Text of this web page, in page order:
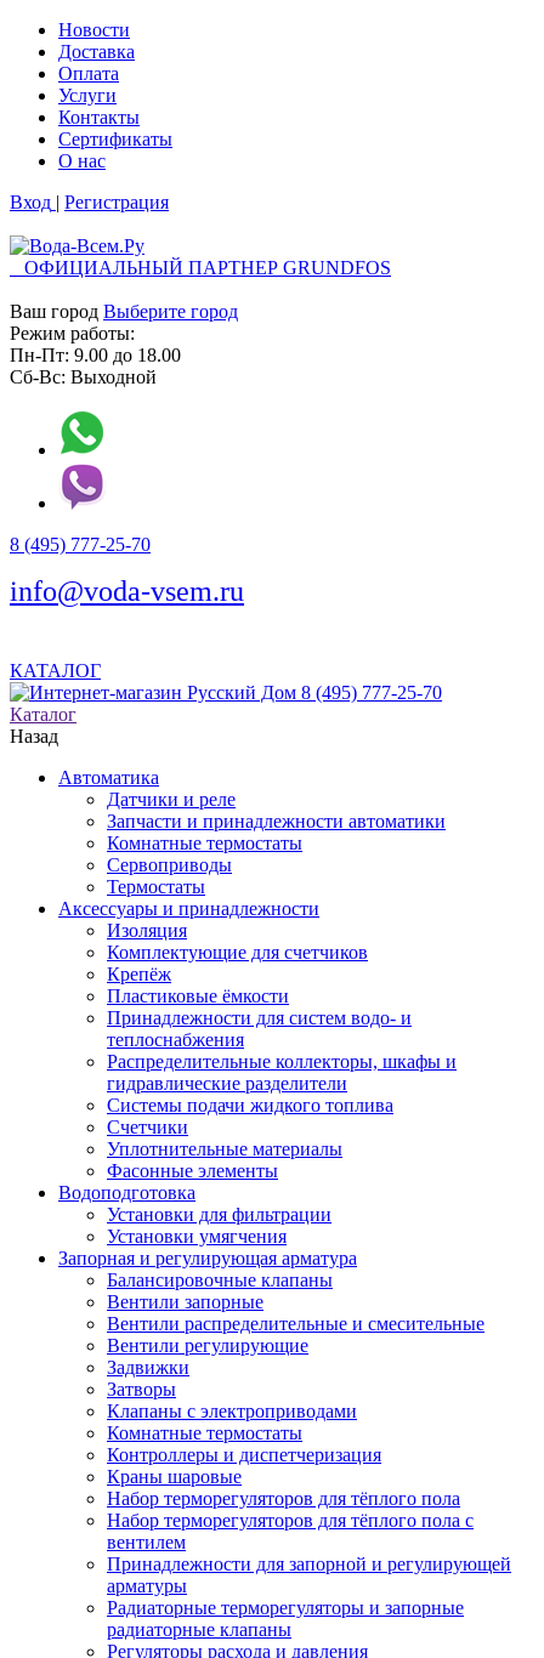
Новости
Доставка
Оплата
Услуги
Контакты
Cертификаты
О нас
Вход | Регистрация
ОФИЦИАЛЬНЫЙ ПАРТНЕР GRUNDFOS
Ваш город Выберите город
Режим работы:
Пн-Пт: 9.00 до 18.00
Сб-Вс: Выходной
8 (495) 777-25-70
info@voda-vsem.ru
КАТАЛОГ
8 (495) 777-25-70
Каталог
Назад
Автоматика
Датчики и реле
Запчасти и принадлежности автоматики
Комнатные термостаты
Сервоприводы
Термостаты
Аксессуары и принадлежности
Изоляция
Комплектующие для счетчиков
Крепёж
Пластиковые ёмкости
Принадлежности для систем водо- и
теплоснабжения
Распределительные коллекторы, шкафы и
гидравлические разделители
Системы подачи жидкого топлива
Счетчики
Уплотнительные материалы
Фасонные элементы
Водоподготовка
Установки для фильтрации
Установки умягчения
Запорная и регулирующая арматура
Балансировочные клапаны
Вентили запорные
Вентили распределительные и смесительные
Вентили регулирующие
Задвижки
Затворы
Клапаны с электроприводами
Комнатные термостаты
Контроллеры и диспетчеризация
Краны шаровые
Набор терморегуляторов для тёплого пола
Набор терморегуляторов для тёплого пола с
вентилем
Принадлежности для запорной и регулирующей
арматуры
Радиаторные терморегуляторы и запорные
радиаторные клапаны
Регуляторы расхода и давления